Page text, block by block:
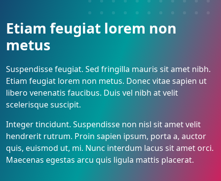
Etiam feugiat lorem non
metus
Suspendisse feugiat. Sed fringilla mauris sit amet nibh.
Etiam feugiat lorem non metus. Donec vitae sapien ut
libero venenatis faucibus. Duis vel nibh at velit
scelerisque suscipit.
Integer tincidunt. Suspendisse non nisl sit amet velit
hendrerit rutrum. Proin sapien ipsum, porta a, auctor
quis, euismod ut, mi. Nunc interdum lacus sit amet orci.
Maecenas egestas arcu quis ligula mattis placerat.